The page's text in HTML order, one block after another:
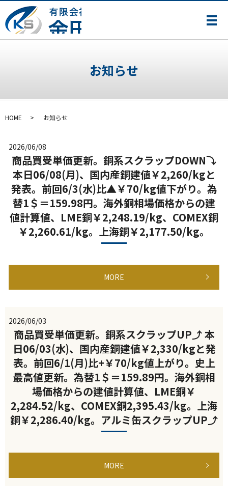
メ
お知らせ
HOME お知らせ
2026/06/08
商品買受単価更新。銅系スクラップDOWN⤵
本日06/08(月)、国内産銅建値￥2,260/kgと
発表。前回6/3(水)比▲￥70/kg値下がり。為
替1＄＝159.98円。海外銅相場価格からの建
値計算値、LME銅￥2,248.19/kg、COMEX銅
￥2,260.61/kg。上海銅￥2,177.50/kg。
MORE
2026/06/03
商品買受単価更新。銅系スクラップUP⤴ 本
日06/03(水)、国内産銅建値￥2,330/kgと発
表。前回6/1(月)比+￥70/kg値上がり。史上
最高値更新。為替1＄＝159.89円。海外銅相
場価格からの建値計算値、LME銅￥
2,284.52/kg、COMEX銅2,395.43/kg。上海
銅￥2,286.40/kg。アルミ缶スクラップUP⤴
MORE